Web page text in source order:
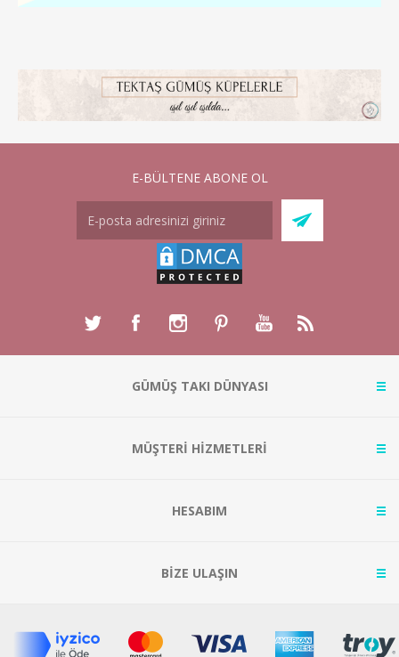
E-BÜLTENE ABONE OL
GÜMÜŞ TAKI DÜNYASI
MÜŞTERİ HİZMETLERİ
HESABIM
BİZE ULAŞIN